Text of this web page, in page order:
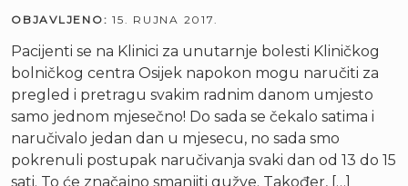
OBJAVLJENO: 15. RUJNA 2017.
Pacijenti se na Klinici za unutarnje bolesti Kliničkog
bolničkog centra Osijek napokon mogu naručiti za
pregled i pretragu svakim radnim danom umjesto
samo jednom mjesečno! Do sada se čekalo satima i
naručivalo jedan dan u mjesecu, no sada smo
pokrenuli postupak naručivanja svaki dan od 13 do 15
sati. To će značajno smanjiti gužve. Također, […]